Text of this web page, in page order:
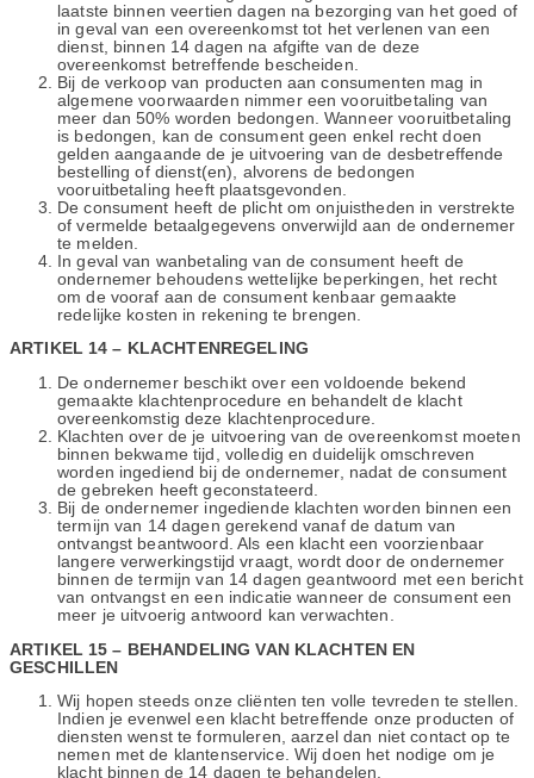
laatste binnen veertien dagen na bezorging van het goed of
in geval van een overeenkomst tot het verlenen van een
dienst, binnen 14 dagen na afgifte van de deze
overeenkomst betreffende bescheiden.
Bij de verkoop van producten aan consumenten mag in
algemene voorwaarden nimmer een vooruitbetaling van
meer dan 50% worden bedongen. Wanneer vooruitbetaling
is bedongen, kan de consument geen enkel recht doen
gelden aangaande de je uitvoering van de desbetreffende
bestelling of dienst(en), alvorens de bedongen
vooruitbetaling heeft plaatsgevonden.
De consument heeft de plicht om onjuistheden in verstrekte
of vermelde betaalgegevens onverwijld aan de ondernemer
te melden.
In geval van wanbetaling van de consument heeft de
ondernemer behoudens wettelijke beperkingen, het recht
om de vooraf aan de consument kenbaar gemaakte
redelijke kosten in rekening te brengen.
ARTIKEL 14 – KLACHTENREGELING
De ondernemer beschikt over een voldoende bekend
gemaakte klachtenprocedure en behandelt de klacht
overeenkomstig deze klachtenprocedure.
Klachten over de je uitvoering van de overeenkomst moeten
binnen bekwame tijd, volledig en duidelijk omschreven
worden ingediend bij de ondernemer, nadat de consument
de gebreken heeft geconstateerd.
Bij de ondernemer ingediende klachten worden binnen een
termijn van 14 dagen gerekend vanaf de datum van
ontvangst beantwoord. Als een klacht een voorzienbaar
langere verwerkingstijd vraagt, wordt door de ondernemer
binnen de termijn van 14 dagen geantwoord met een bericht
van ontvangst en een indicatie wanneer de consument een
meer je uitvoerig antwoord kan verwachten.
ARTIKEL 15 – BEHANDELING VAN KLACHTEN EN
GESCHILLEN
Wij hopen steeds onze cliënten ten volle tevreden te stellen.
Indien je evenwel een klacht betreffende onze producten of
diensten wenst te formuleren, aarzel dan niet contact op te
nemen met de klantenservice. Wij doen het nodige om je
klacht binnen de 14 dagen te behandelen.